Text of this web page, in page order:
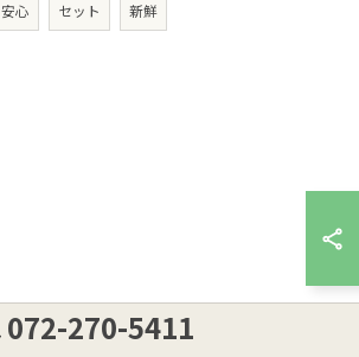
安心 セット 新鮮
072-270-5411